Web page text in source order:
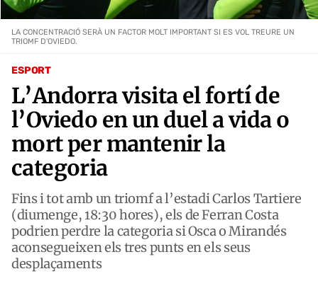
ESPORT
L’Andorra visita el fortí de
l’Oviedo en un duel a vida o
mort per mantenir la
categoria
Fins i tot amb un triomf a l’estadi Carlos Tartiere
(diumenge, 18:30 hores), els de Ferran Costa
podrien perdre la categoria si Osca o Mirandés
aconsegueixen els tres punts en els seus
desplaçaments
LA CONCENTRACIÓ SERÀ UN FACTOR MOLT IMPORTANT SI ES VOL TREURE UN
TRIOMF D'OVIEDO.